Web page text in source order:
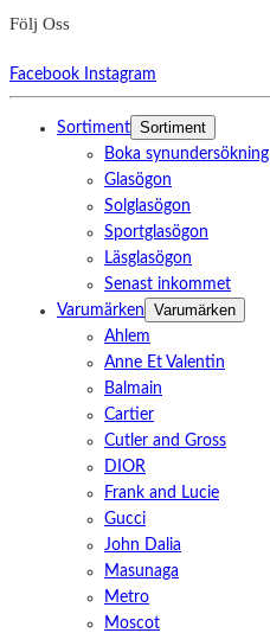
Följ Oss
Facebook Instagram
Sortiment Sortiment
Boka synundersökning
Glasögon
Solglasögon
Sportglasögon
Läsglasögon
Senast inkommet
Varumärken
Varumärken
Ahlem
Anne Et Valentin
Balmain
Cartier
Cutler and Gross
DIOR
Frank and Lucie
Gucci
John Dalia
Masunaga
Metro
Moscot